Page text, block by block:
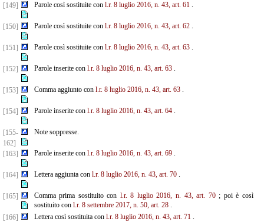
[149] Parole così sostituite con l.r. 8 luglio 2016, n. 43, art. 61.
[150] Parole così sostituite con l.r. 8 luglio 2016, n. 43, art. 62.
[151] Parole così sostituite con l.r. 8 luglio 2016, n. 43, art. 63.
[152] Parole inserite con l.r. 8 luglio 2016, n. 43, art. 63.
[153] Comma aggiunto con l.r. 8 luglio 2016, n. 43, art. 63.
[154] Parole inserite con l.r. 8 luglio 2016, n. 43, art. 64.
[155-
162]
Note soppresse.
[163] Parole inserite con l.r. 8 luglio 2016, n. 43, art. 69.
[164] Lettera aggiunta con l.r. 8 luglio 2016, n. 43, art. 70.
[165] Comma prima sostituito con l.r. 8 luglio 2016, n. 43, art. 70; poi è così
sostituito con l.r. 8 settembre 2017, n. 50, art. 28.
[166]
Lettera così sostituita con l.r. 8 luglio 2016, n. 43, art. 71.